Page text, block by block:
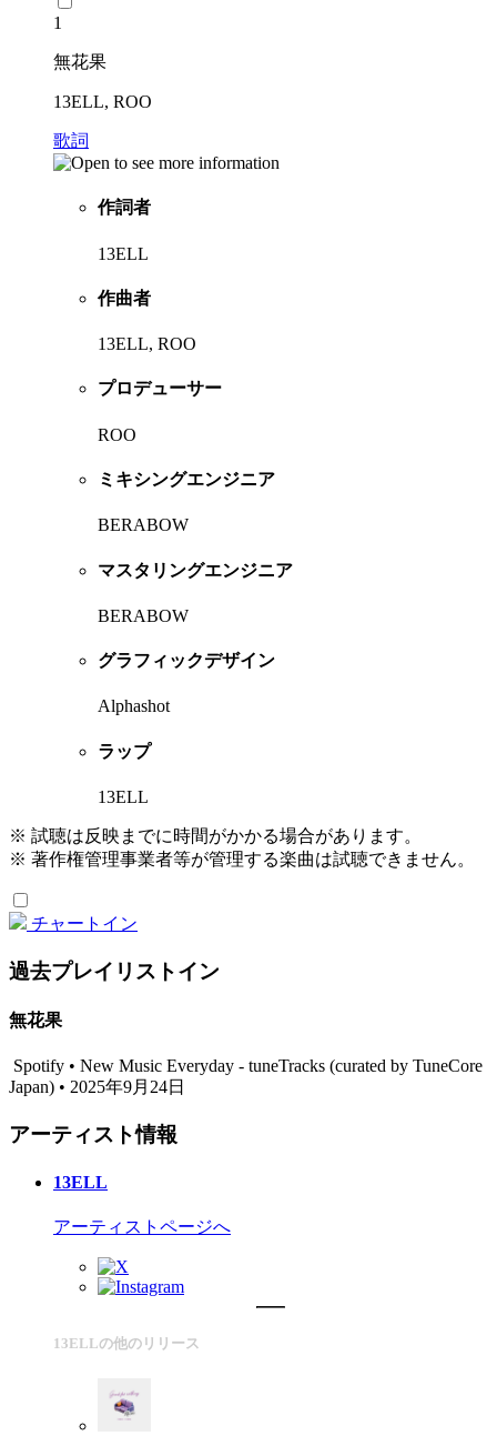
1
無花果
13ELL, ROO
歌詞
作詞者
13ELL
作曲者
13ELL, ROO
プロデューサー
ROO
ミキシングエンジニア
BERABOW
マスタリングエンジニア
BERABOW
グラフィックデザイン
Alphashot
ラップ
13ELL
※ 試聴は反映までに時間がかかる場合があります。
※ 著作権管理事業者等が管理する楽曲は試聴できません。
チャートイン
過去プレイリストイン
無花果
Spotify • New Music Everyday - tuneTracks (curated by TuneCore
Japan) • 2025年9月24日
アーティスト情報
13ELL
アーティストページへ
13ELLの他のリリース